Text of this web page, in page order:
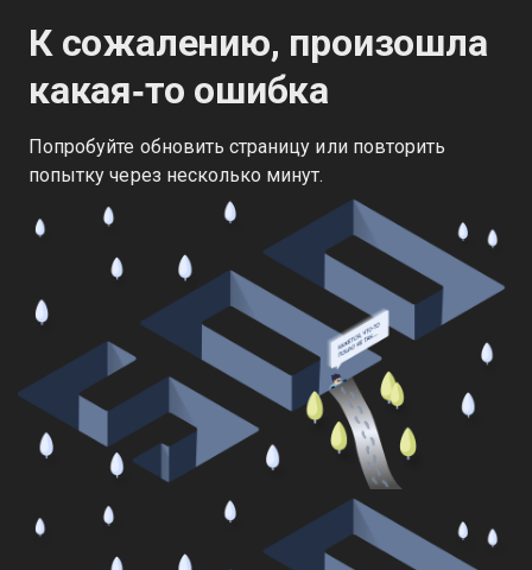
К сожалению, произошла
какая‑то ошибка
Попробуйте обновить страницу или повторить
попытку через несколько минут.